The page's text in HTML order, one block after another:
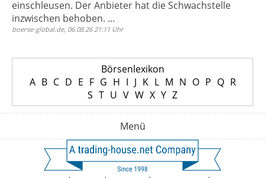
einschleusen. Der Anbieter hat die Schwachstelle
inzwischen behoben. ...
boerse-global.de, 06.08.26 21:11 Uhr
Börsenlexikon
A B C D E F G H I J K L M N O P Q R
S T U V W X Y Z
Menü